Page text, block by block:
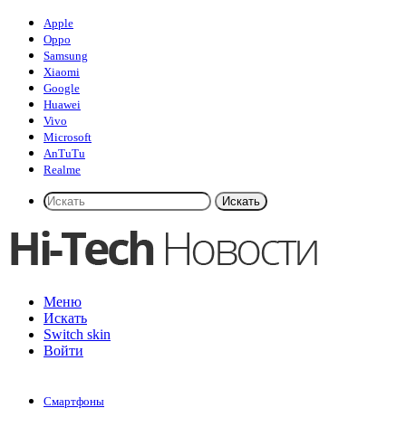
Apple
Oppo
Samsung
Xiaomi
Google
Huawei
Vivo
Microsoft
AnTuTu
Realme
Искать
Меню
Искать
Switch skin
Войти
Смартфоны